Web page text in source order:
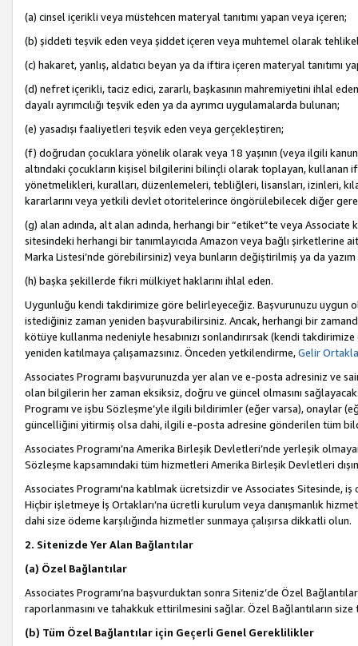
(a) cinsel içerikli veya müstehcen materyal tanıtımı yapan veya içeren;
(b) şiddeti teşvik eden veya şiddet içeren veya muhtemel olarak
(c) hakaret, yanlış, aldatıcı beyan ya da iftira içeren materyal tanıtımı
(d) nefret içerikli, taciz edici, zararlı, başkasının mahremiyetini ihlal
dayalı ayrımcılığı teşvik eden ya da ayrımcı uygulamalarda bulunan;
(e) yasadışı faaliyetleri teşvik eden veya gerçekleştiren;
(f) doğrudan çocuklara yönelik olarak veya 18 yaşının (veya ilgili
altındaki çocukların kişisel bilgilerini bilinçli olarak toplayan, kullanan
yönetmelikleri, kuralları, düzenlemeleri, tebliğleri, lisansları, izinleri,
kararlarını veya yetkili devlet otoritelerince öngörülebilecek diğer
(g) alan adında, alt alan adında, herhangi bir “etiket”te veya
sitesindeki herhangi bir tanımlayıcıda Amazon veya bağlı şirketlerine
Marka Listesi’nde görebilirsiniz) veya bunların değiştirilmiş ya da
(h) başka şekillerde fikri mülkiyet haklarını ihlal eden.
Uygunluğu kendi takdirimize göre belirleyeceğiz. Başvurunuzu uygun
istediğiniz zaman yeniden başvurabilirsiniz. Ancak, herhangi bir
kötüye kullanma nedeniyle hesabınızı sonlandırırsak (kendi
yeniden katılmaya çalışamazsınız. Önceden yetkilendirme,Gelir
Associates Programı başvurunuzda yer alan ve e-posta adresiniz ve
olan bilgilerin her zaman eksiksiz, doğru ve güncel olmasını
Programı ve işbu Sözleşme’yle ilgili bildirimler (eğer varsa), onaylar
güncelliğini yitirmiş olsa dahi, ilgili e-posta adresine gönderilen tüm
Associates Programı’na Amerika Birleşik Devletleri’nde yerleşik
Sözleşme kapsamındaki tüm hizmetleri Amerika Birleşik Devletleri
Associates Programı'na katılmak ücretsizdir ve Associates Sitesinde,
Hiçbir işletmeye İş Ortakları’na ücretli kurulum veya danışmanlık
dahi size ödeme karşılığında hizmetler sunmaya çalışırsa dikkatli olun.
2. Sitenizde Yer Alan Bağlantılar
(a) Özel Bağlantılar
Associates Programı’na başvurduktan sonra Siteniz’de Özel
raporlanmasını ve tahakkuk ettirilmesini sağlar. Özel Bağlantıların
(b) Tüm Özel Bağlantılar için Geçerli Genel Gereklilikler